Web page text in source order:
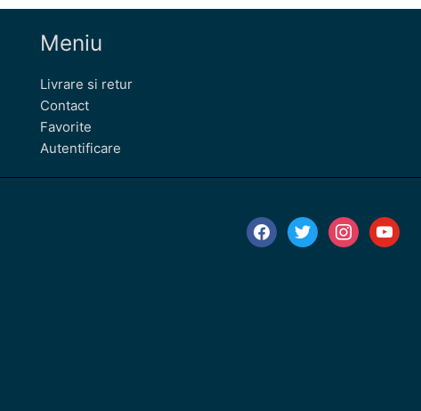
Meniu
Livrare si retur
Contact
Favorite
Autentificare
facebooktwitter instagramyoutube